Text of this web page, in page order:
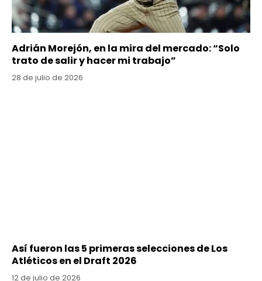
Adrián Morejón, en la mira del mercado: “Solo
trato de salir y hacer mi trabajo”
28 de julio de 2026
Así fueron las 5 primeras selecciones de Los
Atléticos en el Draft 2026
12 de julio de 2026